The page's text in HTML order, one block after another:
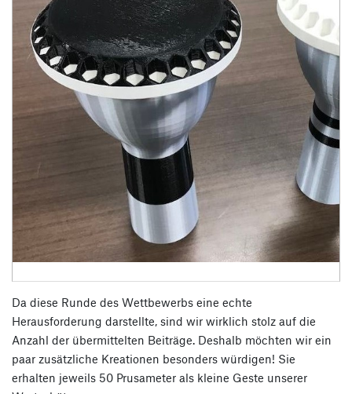
Da diese Runde des Wettbewerbs eine echte
Herausforderung darstellte, sind wir wirklich stolz auf die
Anzahl der übermittelten Beiträge. Deshalb möchten wir ein
paar zusätzliche Kreationen besonders würdigen! Sie
erhalten jeweils 50 Prusameter als kleine Geste unserer